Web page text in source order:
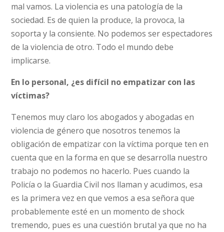
mal vamos. La violencia es una patología de la
sociedad. Es de quien la produce, la provoca, la
soporta y la consiente. No podemos ser espectadores
de la violencia de otro. Todo el mundo debe
implicarse.
En lo personal, ¿es difícil no empatizar con las
víctimas?
Tenemos muy claro los abogados y abogadas en
violencia de género que nosotros tenemos la
obligación de empatizar con la víctima porque ten en
cuenta que en la forma en que se desarrolla nuestro
trabajo no podemos no hacerlo. Pues cuando la
Policía o la Guardia Civil nos llaman y acudimos, esa
es la primera vez en que vemos a esa señora que
probablemente esté en un momento de shock
tremendo, pues es una cuestión brutal ya que no ha